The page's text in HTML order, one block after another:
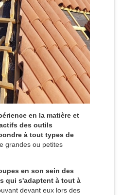
en la matière et
des outils
à tout types de
grandes ou petites
en son sein des
qui s'adaptent à tout à
devant eux lors des